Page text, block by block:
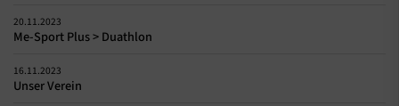
20.11.2023
Me-Sport Plus > Duathlon
16.11.2023
Unser Verein